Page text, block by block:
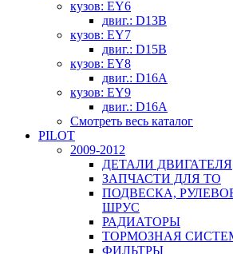
кузов: EY6
двиг.: D13B
кузов: EY7
двиг.: D15B
кузов: EY8
двиг.: D16A
кузов: EY9
двиг.: D16A
Смотреть весь каталог
PILOT
2009-2012
ДЕТАЛИ ДВИГАТЕЛЯ
ЗАПЧАСТИ ДЛЯ ТО
ПОДВЕСКА,
ШРУС
РАДИАТОРЫ
ТОРМОЗНАЯ
ФИЛЬТРЫ